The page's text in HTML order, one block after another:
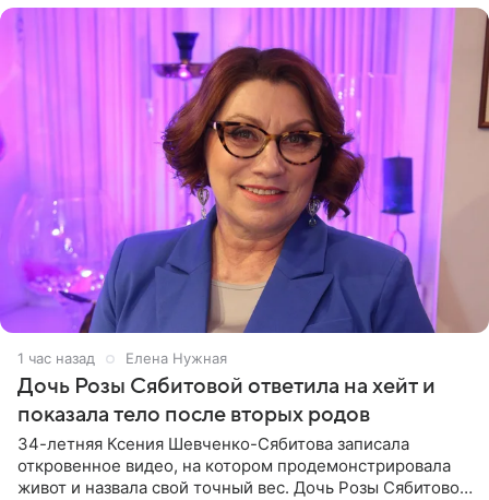
1 час назад Елена Нужная
Дочь Розы Сябитовой ответила на хейт и
показала тело после вторых родов
34-летняя Ксения Шевченко-Сябитова записала
откровенное видео, на котором продемонстрировала
живот и назвала свой точный вес. Дочь Розы Сябитовой